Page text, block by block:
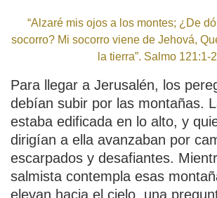
“Alzaré mis ojos a los montes; ¿De
socorro? Mi socorro viene de Jehová,
la tierra”. Salmo 121:1-2
Para llegar a Jerusalén, los
debían subir por las montañas.
estaba edificada en lo alto, y
dirigían a ella avanzaban por
escarpados y desafiantes.
salmista contempla esas
elevan hacia el cielo, una